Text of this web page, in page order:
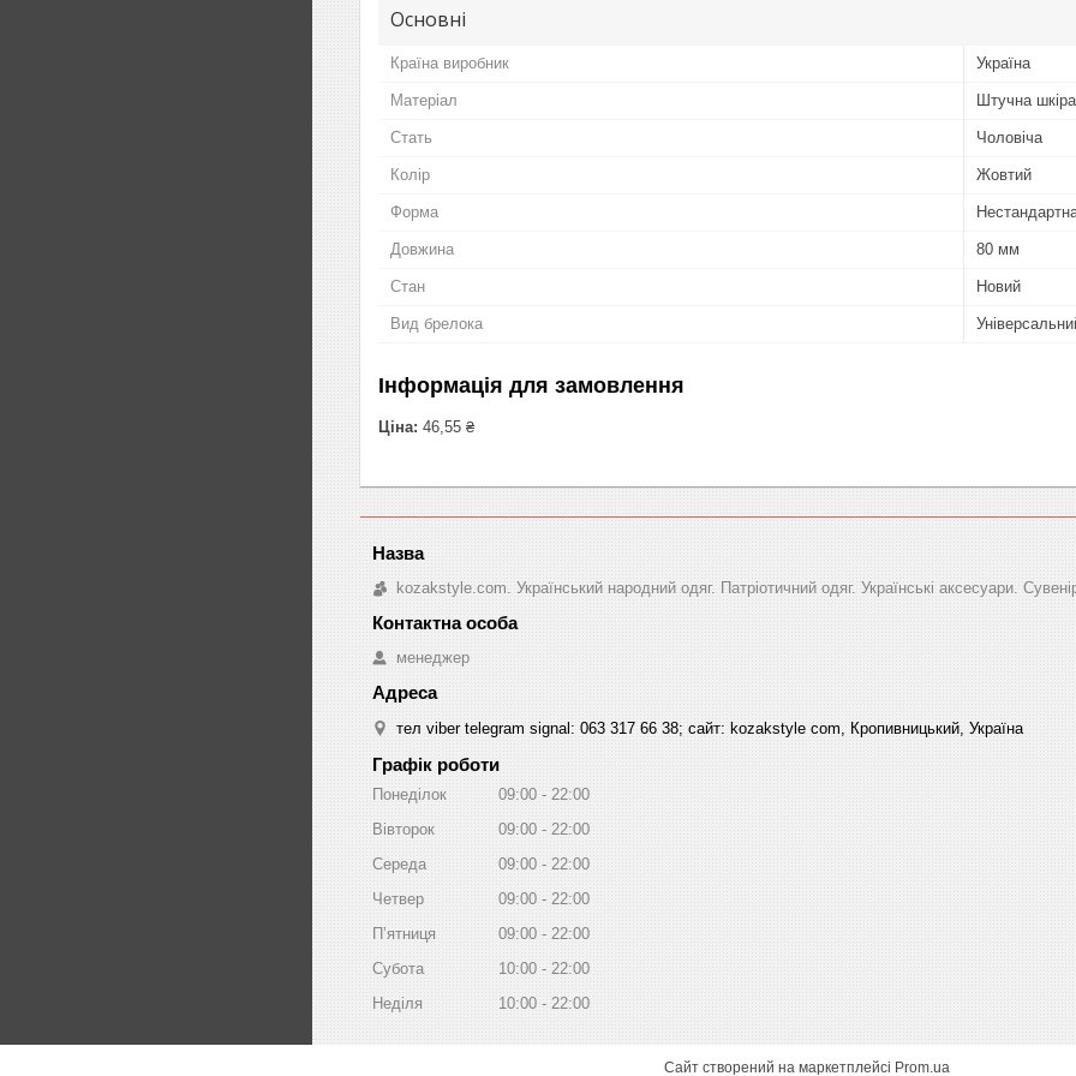
Основні
Країна виробник Україна
Матеріал Штучна шкіра
Стать Чоловіча
Колір Жовтий
Форма
Довжина 80 мм
Стан Новий
Вид брелока
Інформація для замовлення
Ціна: 46,55 ₴
kozakstyle.com. Український народний одяг. Патріотичний одяг. Українські аксесуари.
менеджер
тел viber telegram signal: 063 317 66 38; сайт: kozakstyle com, Кропивницький, Україна
Графік роботи
Понеділок 09:00
22:00
Вівторок
09:00
22:00
Середа
09:00
22:00
Четвер
09:00
22:00
Пʼятниця
09:00
22:00
Субота
10:00
22:00
Неділя
10:00 22:00
Сайт створений на маркетплейсі Prom.ua